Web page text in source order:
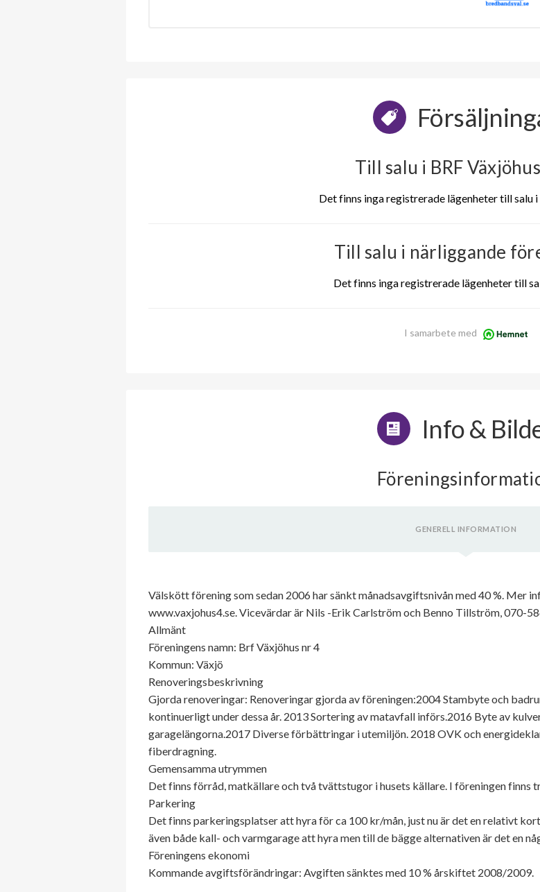
Till salu i BRF
Det finns inga registrerade lägenheter till salu i
Till salu i närliggande
Det finns inga registrerade lägenheter till
I samarbete med
Info &
GENERELL INFORMATION
Välskött förening som sedan 2006 har sänkt månadsavgiftsnivån med 40 %. Mer
www.vaxjohus4.se. Vicevärdar är Nils -Erik Carlström och Benno Tillström, 070-
Allmänt
Föreningens namn: Brf Växjöhus nr 4
Kommun: Växjö
Renoveringsbeskrivning
Gjorda renoveringar: Renoveringar gjorda av föreningen:2004 Stambyte och
kontinuerligt under dessa år. 2013 Sortering av matavfall införs.2016 Byte av
garagelängorna.2017 Diverse förbättringar i utemiljön. 2018 OVK och
fiberdragning.
Gemensamma utrymmen
Det finns förråd, matkällare och två tvättstugor i husets källare. I föreningen finns
Parkering
Det finns parkeringsplatser att hyra för ca 100 kr/mån, just nu är det en relativt
även både kall- och varmgarage att hyra men till de bägge alternativen är det en
Föreningens ekonomi
Kommande avgiftsförändringar: Avgiften sänktes med 10 % årskiftet 2008/2009.